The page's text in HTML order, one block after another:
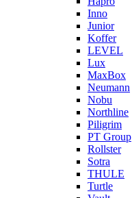
Inno
Junior
Koffer
LEVEL
Lux
MaxBox
Neumann
Nobu
Northline
Piligrim
PT Group
Rollster
Sotra
THULE
Turtle